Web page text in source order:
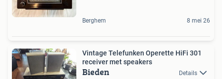
Berghem 8 mei 26
Vintage Telefunken Operette HiFi 301
receiver met speakers
Bieden Details